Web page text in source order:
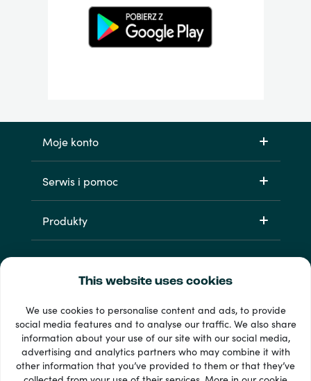
This website uses cookies
We use cookies to personalise content and ads, to provide
social media features and to analyse our traffic. We also share
information about your use of our site with our social media,
advertising and analytics partners who may combine it with
other information that you’ve provided to them or that they’ve
Moje konto
Serwis i pomoc
Produkty
Dostępne metody płatności: 33 +
Wyświetl wszystko